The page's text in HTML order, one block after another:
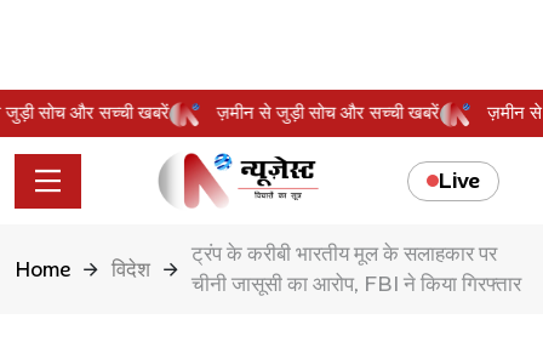
जुड़ी सोच और सच्ची खबरें ज़मीन से जुड़ी सोच और सच्ची खबरें ज़मीन
Live
Home विदेश
ट्रंप के करीबी भारतीय मूल के सलाहकार पर
चीनी जासूसी का आरोप, FBI ने किया गिरफ्तार